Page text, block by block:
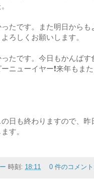
たです。また明日から
ろしくお願いします。
たです。今日もかんば
ニューイヤー❗来年もま
日も終わりますので、
す。
時刻: 18:11 0 件のコメン